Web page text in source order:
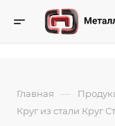
Главная —
Круг из стали Круг